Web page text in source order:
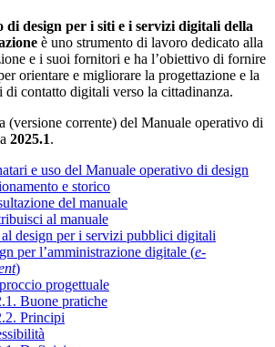
design per i siti e i servizi digitali della
è uno strumento di lavoro dedicato alla
e i suoi fornitori e ha l’obiettivo di fornire
orientare e migliorare la progettazione e la
di contatto digitali verso la cittadinanza.
(versione corrente) del Manuale operativo di
2025.1.
e uso del Manuale operativo di design
e storico
del manuale
al manuale
design per i servizi pubblici digitali
per l’amministrazione digitale (e-
)
progettuale
Buone pratiche
Principi